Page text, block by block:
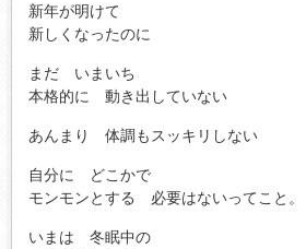
新年が明けて
新しくなったのに
まだ いまいち
本格的に 動き出していない
あんまり 体調もスッキリしない
自分に どこかで
モンモンとする 必要はないってこと。
いまは 冬眠中の